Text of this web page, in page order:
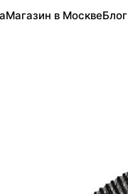
Магазин в МосквеБлог